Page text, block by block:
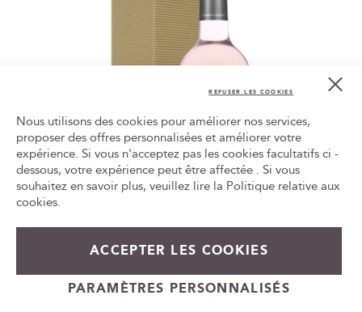
Magnum du Domaine Casa Rossa - Corse IGP
Nous utilisons des cookies pour améliorer nos services,
proposer des offres personnalisées et améliorer votre
expérience. Si vous n'acceptez pas les cookies facultatifs ci -
dessous, votre expérience peut être affectée . Si vous
souhaitez en savoir plus, veuillez lire la Politique relative aux
cookies.
ACCEPTER LES COOKIES
PARAMÈTRES PERSONNALISÉS
REFUSER LES COOKIES